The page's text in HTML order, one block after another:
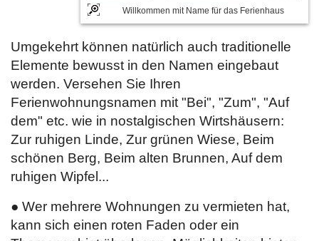
Willkommen mit Name für das Ferienhaus
Umgekehrt können natürlich auch traditionelle
Elemente bewusst in den Namen eingebaut
werden. Versehen Sie Ihren
Ferienwohnungsnamen mit "Bei", "Zum", "Auf
dem" etc. wie in nostalgischen Wirtshäusern:
Zur ruhigen Linde, Zur grünen Wiese, Beim
schönen Berg, Beim alten Brunnen, Auf dem
ruhigen Wipfel...
● Wer mehrere Wohnungen zu vermieten hat,
kann sich einen roten Faden oder ein